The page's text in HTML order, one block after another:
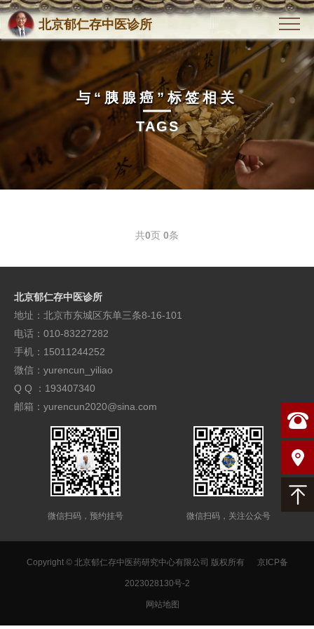
北京郁仁存中医诊所
与“胰腺癌”标签相关
TAGS
共0页 0条
北京郁仁存中医诊所
地址：北京市东城区东单三条8-16-101
电话：010-83227282
手机：15011244252
微信：yurencun_yiliao
Q Q ：193407340
邮箱：yurencun2020@sina.com
微信扫码，预约挂号 微信扫码，关注公众号
Copyright © 北京郁仁存中医药研究中心有限公司 版权所有 京ICP备
2023028130号-2
网站地图